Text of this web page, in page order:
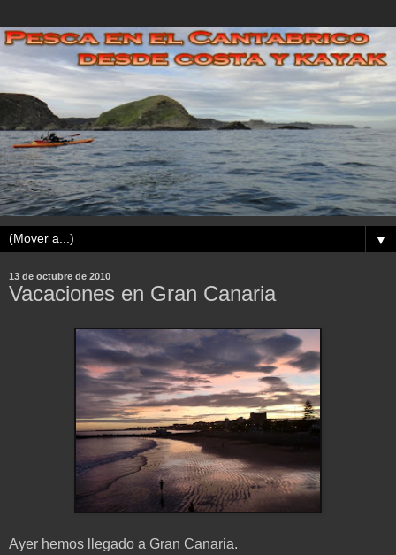
▼
13 de octubre de 2010
Vacaciones en Gran Canaria
Ayer hemos llegado a Gran Canaria.